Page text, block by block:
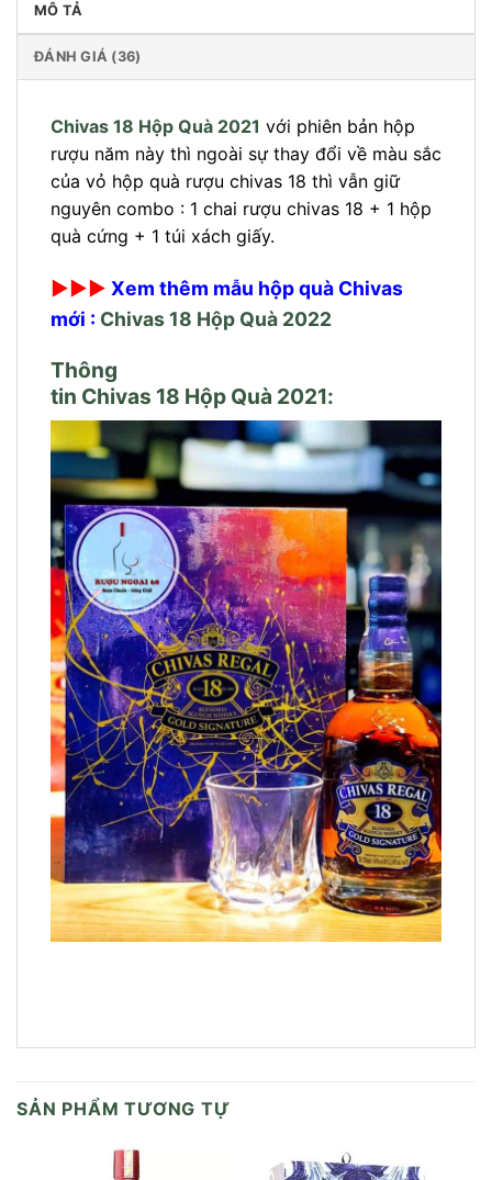
MÔ TẢ
ĐÁNH GIÁ (36)
Chivas 18 Hộp Quà 2021 với phiên bản hộp
rượu năm này thì ngoài sự thay đổi về màu sắc
của vỏ hộp quà rượu chivas 18 thì vẫn giữ
nguyên combo : 1 chai rượu chivas 18 + 1 hộp
quà cứng + 1 túi xách giấy.
►►► Xem thêm mẫu hộp quà Chivas
mới : Chivas 18 Hộp Quà 2022
Thông
tin Chivas 18 Hộp Quà 2021:
SẢN PHẨM TƯƠNG TỰ